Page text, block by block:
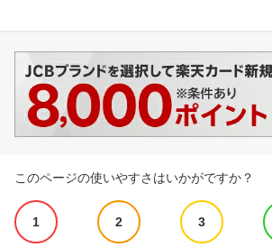
このページの使いやすさはいかがですか？
1 2 3